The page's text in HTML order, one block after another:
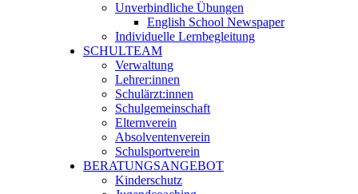
Unverbindliche Übungen
English School Newspaper
Individuelle Lernbegleitung
SCHULTEAM
Verwaltung
Lehrer:innen
Schulärzt:innen
Schulgemeinschaft
Elternverein
Absolventenverein
Schulsportverein
BERATUNGSANGEBOT
Kinderschutz